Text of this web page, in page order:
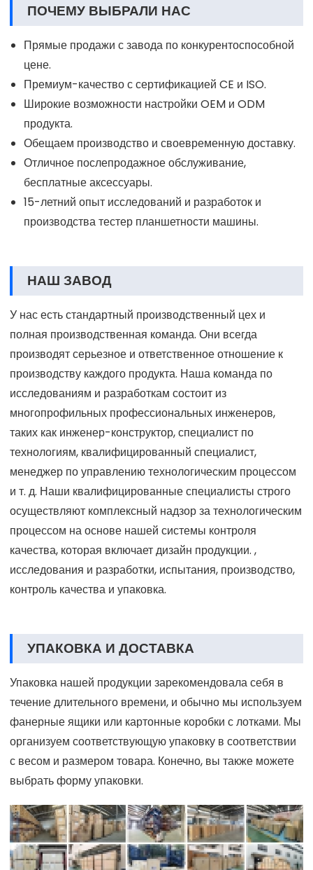
ПОЧЕМУ ВЫБРАЛИ НАС
Прямые продажи с завода по конкурентоспособной
цене.
Премиум-качество с сертификацией CE и ISO.
Широкие возможности настройки OEM и ODM
продукта.
Обещаем производство и своевременную доставку.
Отличное послепродажное обслуживание,
бесплатные аксессуары.
15-летний опыт исследований и разработок и
производства тестер планшетности машины.
НАШ ЗАВОД
У нас есть стандартный производственный цех и
полная производственная команда. Они всегда
производят серьезное и ответственное отношение к
производству каждого продукта. Наша команда по
исследованиям и разработкам состоит из
многопрофильных профессиональных инженеров,
таких как инженер-конструктор, специалист по
технологиям, квалифицированный специалист,
менеджер по управлению технологическим процессом
и т. д. Наши квалифицированные специалисты строго
осуществляют комплексный надзор за технологическим
процессом на основе нашей системы контроля
качества, которая включает дизайн продукции. ,
исследования и разработки, испытания, производство,
контроль качества и упаковка.
УПАКОВКА И ДОСТАВКА
Упаковка нашей продукции зарекомендовала себя в
течение длительного времени, и обычно мы используем
фанерные ящики или картонные коробки с лотками. Мы
организуем соответствующую упаковку в соответствии
с весом и размером товара. Конечно, вы также можете
выбрать форму упаковки.